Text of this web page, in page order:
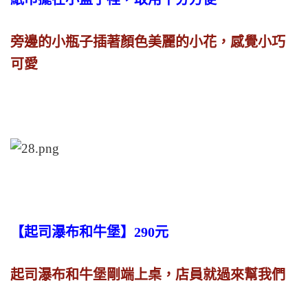
旁邊的小瓶子插著顏色美麗的小花，感覺小巧
可愛
【起司瀑布和牛堡】290元
起司瀑布和牛堡剛端上桌，店員就過來幫我們